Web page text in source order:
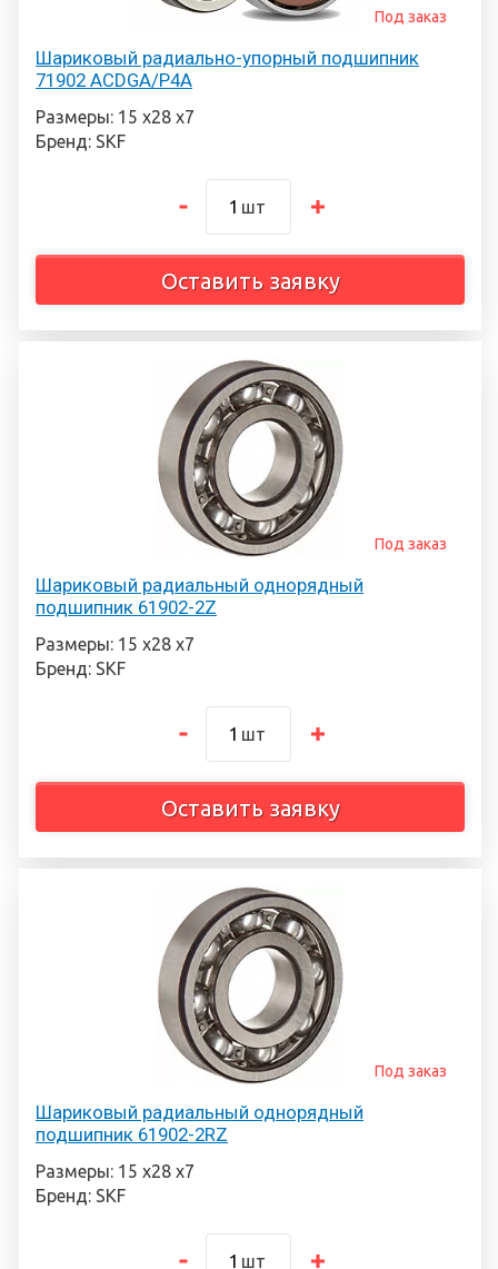
Шариковый радиально-упорный подшипник
71902 ACDGA/P4A
Под заказ
Размеры: 15 х28 х7
Бренд: SKF
шт
Оставить заявку
Шариковый радиальный однорядный
подшипник 61902-2Z
Под заказ
Размеры: 15 х28 х7
Бренд: SKF
шт
Оставить заявку
Шариковый радиальный однорядный
подшипник 61902-2RZ
Под заказ
Размеры: 15 х28 х7
Бренд: SKF
шт